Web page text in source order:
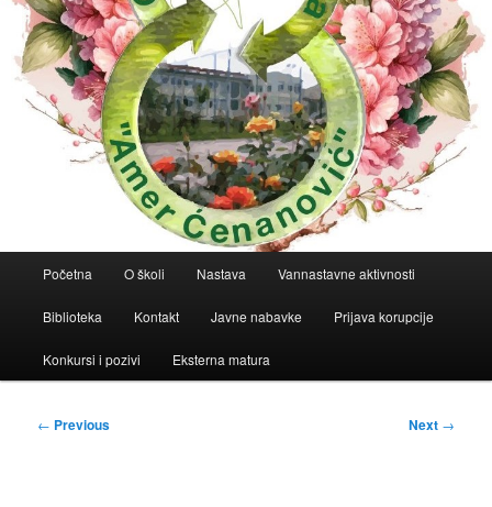
Početna O školi Nastava Vannastavne aktivnosti
Biblioteka Kontakt Javne nabavke Prijava korupcije
Konkursi i pozivi Eksterna matura
Post
← Previous Next →